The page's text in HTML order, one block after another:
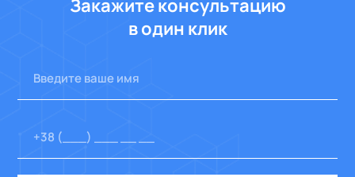
Закажите консультацию
в один клик